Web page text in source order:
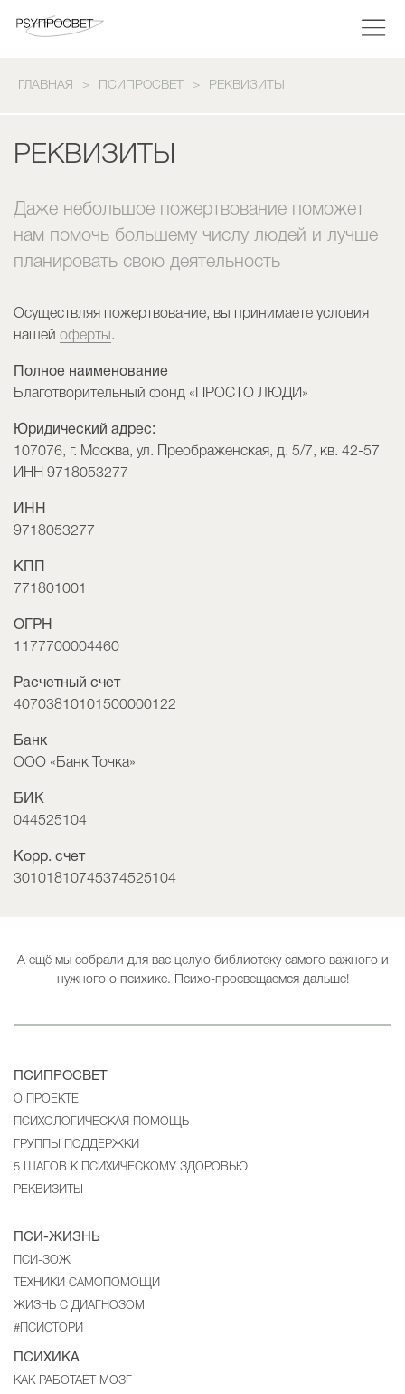
ГЛАВНАЯ ПСИПРОСВЕТ РЕКВИЗИТЫ
РЕКВИЗИТЫ
Даже небольшое пожертвование поможет
нам помочь большему числу людей и лучше
планировать свою деятельность
Осуществляя пожертвование, вы принимаете условия
нашей оферты .
Полное наименование
Благотворительный фонд «ПРОСТО ЛЮДИ»
Юридический адрес:
107076, г. Москва, ул. Преображенская, д. 5/7, кв. 42-57
ИНН 9718053277
ИНН
9718053277
КПП
771801001
ОГРН
1177700004460
Расчетный счет
40703810101500000122
Банк
ООО «Банк Точка»
БИК
044525104
Корр. счет
30101810745374525104
А ещё мы собрали для вас целую библиотеку самого важного и
нужного о психике. Психо-просвещаемся дальше!
ПСИПРОСВЕТ
О ПРОЕКТЕ
ПСИХОЛОГИЧЕСКАЯ ПОМОЩЬ
ГРУППЫ ПОДДЕРЖКИ
5 ШАГОВ К ПСИХИЧЕСКОМУ ЗДОРОВЬЮ
РЕКВИЗИТЫ
ПСИ-ЖИЗНЬ
ПСИ-ЗОЖ
ТЕХНИКИ САМОПОМОЩИ
ЖИЗНЬ С ДИАГНОЗОМ
#ПСИСТОРИ
ПСИХИКА
КАК РАБОТАЕТ МОЗГ